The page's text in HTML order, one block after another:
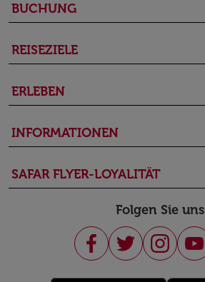
BUCHUNG
REISEZIELE
ERLEBEN
INFORMATIONEN
SAFAR FLYER-LOYALITÄT
Folgen Sie uns